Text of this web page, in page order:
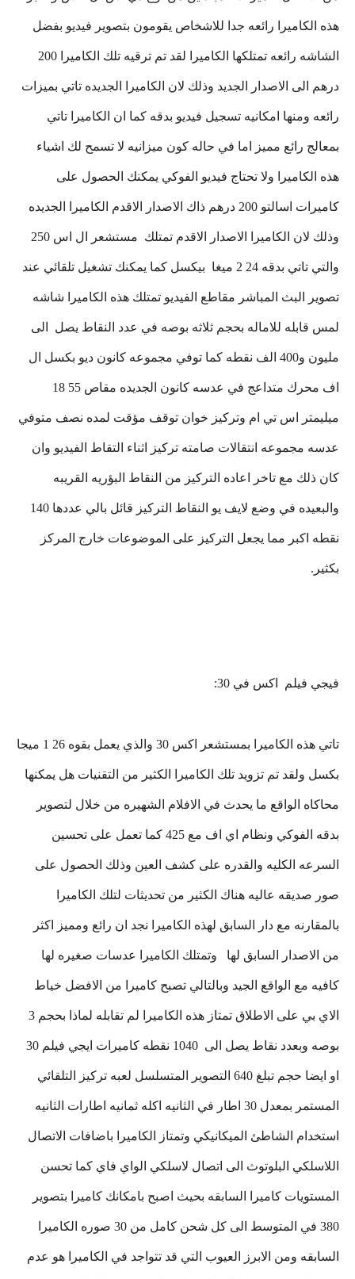
هذه الكاميرا رائعه جدا للاشخاص يقومون بتصوير فيديو بفضل
الشاشه رائعه تمتلكها الكاميرا لقد تم ترقيه تلك الكاميرا 200
درهم الى الاصدار الجديد وذلك لان الكاميرا الجديده تاتي بميزات
رائعه ومنها امكانيه تسجيل فيديو بدقه كما ان الكاميرا تاتي
بمعالج رائع مميز اما في حاله كون ميزانيه لا تسمح لك اشياء
هذه الكاميرا ولا تحتاج فيديو الفوكي يمكنك الحصول على
كاميرات اسالتو 200 درهم ذاك الاصدار الاقدم الكاميرا الجديده
وذلك لان الكاميرا الاصدار الاقدم تمتلك مستشعر ال اس 250
والتي تاتي بدقه 24 2 ميغا بيكسل كما يمكنك تشغيل تلقائي عند
تصوير البث المباشر مقاطع الفيديو تمتلك هذه الكاميرا شاشه
لمس قابله للاماله بحجم ثلاثه بوصه في عدد النقاط يصل الى
مليون و400 الف نقطه كما توفي مجموعه كانون ديو بكسل ال
اف محرك متداعج في عدسه كانون الجديده مقاص 55 18
ميليمتر اس تي ام وتركيز خوان توقف مؤقت لمده نصف متوفي
عدسه مجموعه انتقالات صامته تركيز اثناء التقاط الفيديو وان
كان ذلك مع تاخر اعاده التركيز من النقاط البؤريه القريبه
والبعيده في وضع لايف يو النقاط التركيز قائل بالي عددها 140
نقطه اكبر مما يجعل التركيز على الموضوعات خارج المركز
بكثير.
فيجي فيلم اكس في 30:
تاتي هذه الكاميرا بمستشعر اكس 30 والذي يعمل بقوه 26 1 ميجا
بكسل ولقد تم تزويد تلك الكاميرا الكثير من التقنيات هل يمكنها
محاكاه الواقع ما يحدث في الافلام الشهيره من خلال لتصوير
بدقه الفوكي ونظام اي اف مع 425 كما تعمل على تحسين
السرعه الكليه والقدره على كشف العين وذلك الحصول على
صور صديقه عاليه هناك الكثير من تحديثات لتلك الكاميرا
بالمقارنه مع دار السابق لهذه الكاميرا نجد ان رائع ومميز اكثر
من الاصدار السابق لها وتمتلك الكاميرا عدسات صغيره لها
كافيه مع الواقع الجيد وبالتالي تصبح كاميرا من الافضل خياط
الاي بي على الاطلاق تمتاز هذه الكاميرا لم تقابله لماذا بحجم 3
بوصه وبعدد نقاط يصل الى 1040 نقطه كاميرات ايجي فيلم 30
او ايضا حجم تبلغ 640 التصوير المتسلسل لعبه تركيز التلقائي
المستمر بمعدل 30 اطار في الثانيه اكله ثمانيه اطارات الثانيه
استخدام الشاطئ الميكانيكي وتمتاز الكاميرا باضافات الاتصال
اللاسلكي البلوتوث الى اتصال لاسلكي الواي فاي كما تحسن
المستويات كاميرا السابقه بحيث اصبح بامكانك كاميرا بتصوير
380 في المتوسط الى كل شحن كامل من 30 صوره الكاميرا
السابقه ومن الابرز العيوب التي قد تتواجد في الكاميرا هو عدم